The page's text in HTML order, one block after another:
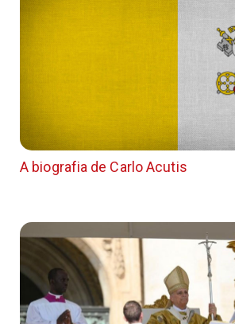
A biografia de Carlo Acutis